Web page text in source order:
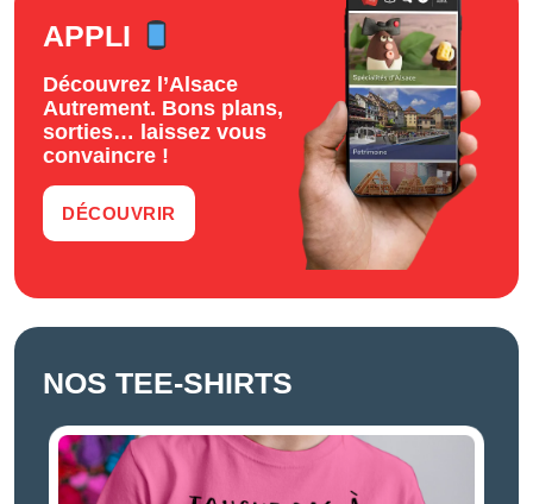
APPLI
Découvrez l’Alsace
Autrement. Bons plans,
sorties… laissez vous
convaincre !
DÉCOUVRIR
NOS TEE-SHIRTS